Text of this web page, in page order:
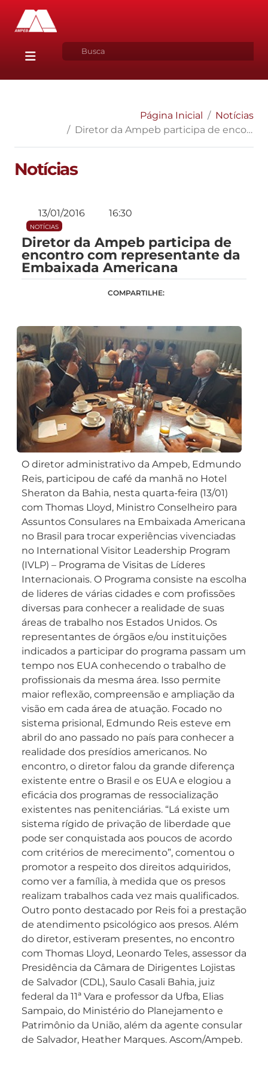
Página Inicial
Notícias
Diretor da Ampeb participa de encontro com representante da Embaixada Americana
Notícias
13/01/2016 16:30
NOTÍCIAS
Diretor da Ampeb participa de
encontro com representante da
Embaixada Americana
COMPARTILHE:
O diretor administrativo da Ampeb, Edmundo
Reis, participou de café da manhã no Hotel
Sheraton da Bahia, nesta quarta-feira (13/01)
com Thomas Lloyd, Ministro Conselheiro para
Assuntos Consulares na Embaixada Americana
no Brasil para trocar experiências vivenciadas
no International Visitor Leadership Program
(IVLP) – Programa de Visitas de Líderes
Internacionais. O Programa consiste na escolha
de lideres de várias cidades e com profissões
diversas para conhecer a realidade de suas
áreas de trabalho nos Estados Unidos. Os
representantes de órgãos e/ou instituições
indicados a participar do programa passam um
tempo nos EUA conhecendo o trabalho de
profissionais da mesma área. Isso permite
maior reflexão, compreensão e ampliação da
visão em cada área de atuação. Focado no
sistema prisional, Edmundo Reis esteve em
abril do ano passado no país para conhecer a
realidade dos presídios americanos. No
encontro, o diretor falou da grande diferença
existente entre o Brasil e os EUA e elogiou a
eficácia dos programas de ressocialização
existentes nas penitenciárias. “Lá existe um
sistema rígido de privação de liberdade que
pode ser conquistada aos poucos de acordo
com critérios de merecimento”, comentou o
promotor a respeito dos direitos adquiridos,
como ver a família, à medida que os presos
realizam trabalhos cada vez mais qualificados.
Outro ponto destacado por Reis foi a prestação
de atendimento psicológico aos presos. Além
do diretor, estiveram presentes, no encontro
com Thomas Lloyd, Leonardo Teles, assessor da
Presidência da Câmara de Dirigentes Lojistas
de Salvador (CDL), Saulo Casali Bahia, juiz
federal da 11ª Vara e professor da Ufba, Elias
Sampaio, do Ministério do Planejamento e
Patrimônio da União, além da agente consular
de Salvador, Heather Marques. Ascom/Ampeb.